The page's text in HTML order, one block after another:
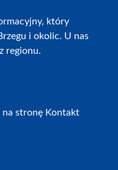
który
i okolic. U nas
regionu.
na stronę Kontakt